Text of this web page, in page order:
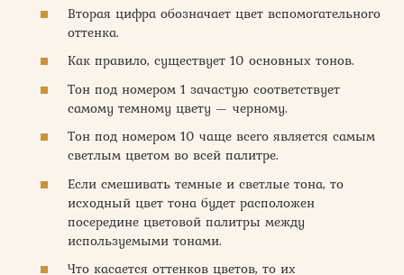
Вторая цифра обозначает цвет вспомогательного
оттенка.
Как правило, существует 10 основных тонов.
Тон под номером 1 зачастую соответствует
самому темному цвету — черному.
Тон под номером 10 чаще всего является самым
светлым цветом во всей палитре.
Если смешивать темные и светлые тона, то
исходный цвет тона будет расположен
посередине цветовой палитры между
используемыми тонами.
Что касается оттенков цветов, то их